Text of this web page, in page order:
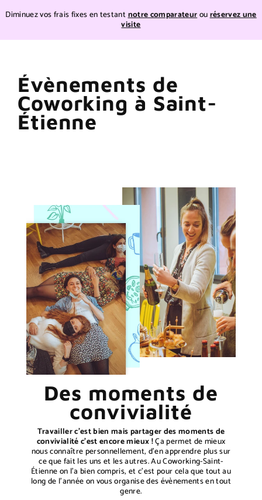
Diminuez vos frais fixes en testantnotre comparateurouréservez une
visite
Passer
contenu
Évènements de
Coworking à Saint-
Étienne
Des moments de
convivialité
Travailler c’est bien mais partager des moments de
convivialité c’est encore mieux !Ça permet de mieux
nous connaître personnellement, d’en apprendre plus sur
ce que fait les uns et les autres. Au Coworking-Saint-
Étienne on l’a bien compris, et c’est pour cela que tout au
long de l’année on vous organise des évènements en tout
genre.